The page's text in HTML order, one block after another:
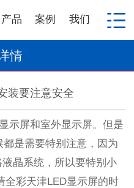
产品 案例 我们
情
装要注意安全
示屏和室外显示屏。但是
是需要特别注意，因为
晶系统，所以要特别小
全彩天津LED显示屏的时